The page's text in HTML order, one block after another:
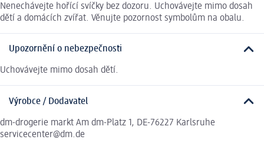
Nenechávejte hořící svíčky bez dozoru. Uchovávejte mimo dosah
dětí a domácích zvířat. Věnujte pozornost symbolům na obalu.
Upozornění o nebezpečnosti
Uchovávejte mimo dosah dětí.
Výrobce / Dodavatel
dm-drogerie markt Am dm-Platz 1, DE-76227 Karlsruhe
servicecenter@dm.de